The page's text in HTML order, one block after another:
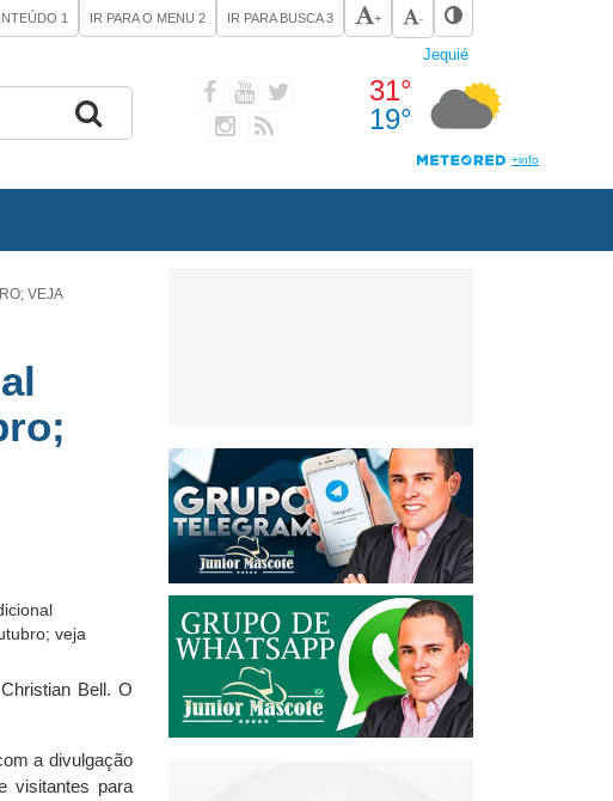
1 IR PARA O MENU 2 IR PARA BUSCA3 + -
VEJA
Bell. O
a divulgação
visitantes para